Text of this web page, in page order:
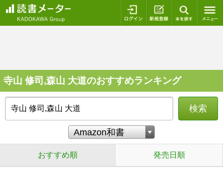
ログイン 新規登録
寺山 修司,森山 大道のおすすめランキング
検索
おすすめ順 発売日順